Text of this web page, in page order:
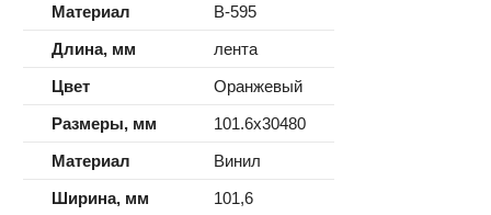
Материал
B-595
Длина, мм
лента
Цвет
Оранжевый
Размеры, мм
101.6x30480
Материал
Винил
Ширина, мм
101,6